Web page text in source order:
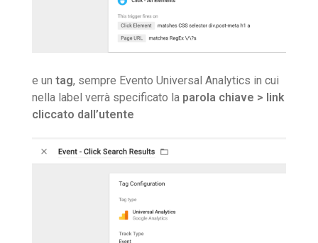
e un tag, sempre Evento Universal Analytics in cui
nella label verrà specificato la parola chiave > link
cliccato dall’utente